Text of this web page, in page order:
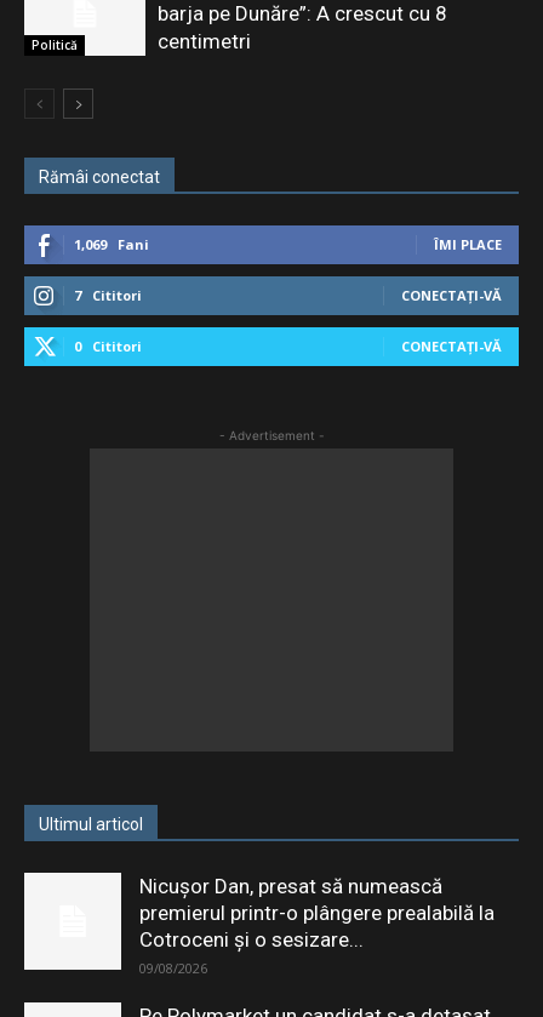
Politică
barja pe Dunăre”: A crescut cu 8
centimetri
Rămâi conectat
1,069 Fani ÎMI PLACE
7 Cititori CONECTAȚI-VĂ
0 Cititori CONECTAȚI-VĂ
- Advertisement -
Ultimul articol
Nicușor Dan, presat să numească
premierul printr-o plângere prealabilă la
Cotroceni și o sesizare...
09/08/2026